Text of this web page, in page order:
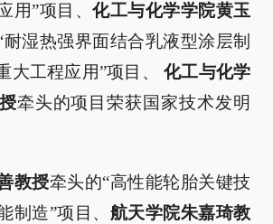
用”项目、 化工与化学学院黄玉
耐湿热强界面结合乳液型涂层制
大工程应用”项目、
化工与化学
牵头的项目荣获国家技术发明
教授牵头的“高性能轮胎关键技
制造”项目、 航天学院朱嘉琦教